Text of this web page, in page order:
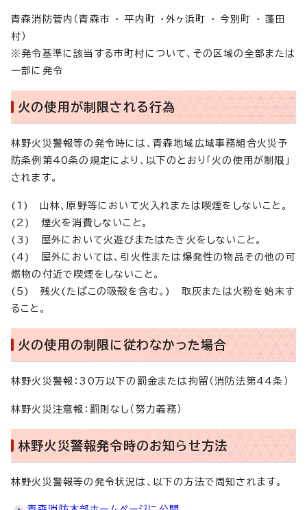
青森消防管内（青森市 ・ 平内町 ・外ヶ浜町 ・ 今別町 ・ 蓬田
村）
※発令基準に該当する市町村について、その区域の全部または
一部に発令
火の使用が制限される行為
林野火災警報等の発令時には、青森地域広域事務組合火災予
防条例第40条の規定により、以下のとおり「火の使用が制限」
されます。
(1) 山林、原野等において火入れまたは喫煙をしないこと。
(2) 煙火を消費しないこと。
(3) 屋外において火遊びまたはたき火をしないこと。
(4) 屋外においては、引火性または爆発性の物品その他の可
燃物の付近で喫煙をしないこと。
(5) 残火(たばこの吸殻を含む。) 取灰または火粉を始末す
ること。
火の使用の制限に従わなかった場合
林野火災警報：30万以下の罰金または拘留（消防法第44条）
林野火災注意報：罰則なし（努力義務）
林野火災警報発令時のお知らせ方法
林野火災警報等の発令状況は、以下の方法で周知されます。